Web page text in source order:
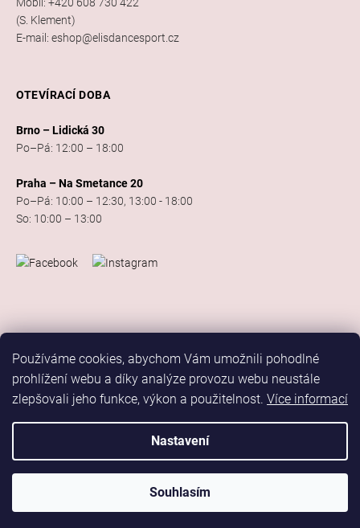
Používáme cookies, abychom Vám umožnili pohodlné
prohlížení webu a díky analýze provozu webu neustále
zlepšovali jeho funkce, výkon a použitelnost. Více informací
Nastavení
Souhlasím
(S. Klement)
E-mail: eshop@elisdancesport.cz
OTEVÍRACÍ DOBA
Brno – Lidická 30
Po–Pá: 12:00 – 18:00
Praha – Na Smetance 20
Po–Pá: 10:00 – 12:30, 13:00 - 18:00
So: 10:00 – 13:00
Vytvořil Shoptet
Elis Dance Sport. Všechna práva vyhrazena.
Upravit nastavení cookiesMarketing